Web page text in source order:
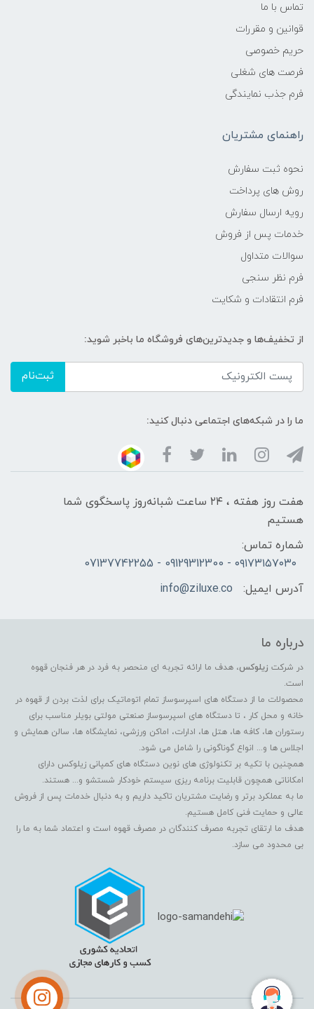
تماس با ما
قوانین و مقررات
حریم خصوصی
فرصت های شغلی
فرم جذب نمایندگی
راهنمای مشتریان
نحوه ثبت سفارش
روش های پرداخت
رویه ارسال سفارش
خدمات پس از فروش
سوالات متداول
فرم نظر سنجی
فرم انتقادات و شکایت
از تخفیف‌ها و جدیدترین‌های فروشگاه ما باخبر شوید:
ثبت‌نام
ما را در شبکه‌های اجتماعی دنبال کنید:
هفت روز هفته ، ۲۴ ساعت شبانه‌روز پاسخگوی شما
هستیم
شماره تماس:
۰۹۱۷۳۱۵۷۰۳۰ - 09129312300 - 07137742255
آدرس ایمیل:
info@ziluxe.co
درباره ما
در شرکت زیلوکس، هدف ما ارائه تجربه ای منحصر به فرد در هر فنجان قهوه
است.
محصولات ما از دستگاه های اسپرسوساز تمام اتوماتیک برای لذت بردن از قهوه در
خانه و محل کار ، تا دستگاه های اسپرسوساز صنعتی مولتی بویلر مناسب برای
رستوران ها، کافه ها، هتل ها، ادارات، اماکن ورزشی، نمایشگاه ها، سالن همایش و
اجلاس ها و... انواع گوناگونی را شامل می شود.
همچنین با تکیه بر تکنولوژی های نوین دستگاه های کمپانی زیلوکس دارای
امکاناتی همچون قابلیت برنامه ریزی سیستم خودکار شستشو و... هستند.
ما به عملکرد برتر و رضایت مشتریان تاکید داریم و به دنبال خدمات پس از فروش
عالی و حمایت فنی کامل هستیم.
هدف ما ارتقای تجربه مصرف کنندگان در مصرف قهوه است و اعتماد شما به ما را
بی محدود می سازد.